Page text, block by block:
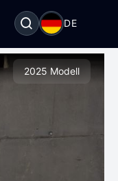
DE
2025 Modell